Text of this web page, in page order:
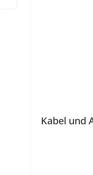
Kabel und